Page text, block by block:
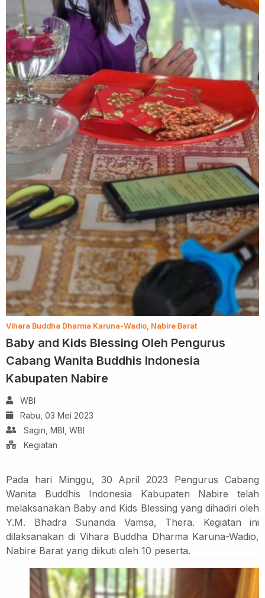
Vihara Buddha Dharma Karuna-Wadio, Nabire Barat
Baby and Kids Blessing Oleh Pengurus
Cabang Wanita Buddhis Indonesia
Kabupaten Nabire
WBI
Rabu, 03 Mei 2023
Sagin, MBI, WBI
Kegiatan
Pada hari Minggu, 30 April 2023 Pengurus Cabang
Wanita Buddhis Indonesia Kabupaten Nabire telah
melaksanakan Baby and Kids Blessing yang dihadiri oleh
Y.M. Bhadra Sunanda Vamsa, Thera. Kegiatan ini
dilaksanakan di Vihara Buddha Dharma Karuna-Wadio,
Nabire Barat yang diikuti oleh 10 peserta.